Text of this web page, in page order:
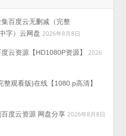
集百度云无删减（完整
字）云网盘 2026年8月8日
度云资源【HD1080P资源】
2026
整观看版)在线【1080 p高清】
百度云资源 网盘分享 2026年8月8日